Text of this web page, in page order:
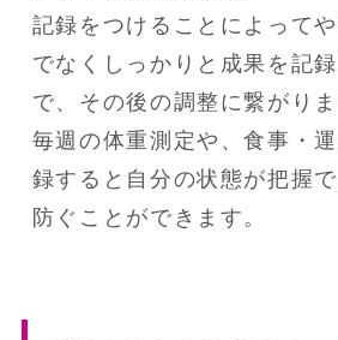
記録をつけることによって
でなくしっかりと成果を記
で、その後の調整に繋がりま
毎週の体重測定や、食事・
録すると自分の状態が把握
防ぐことができます。